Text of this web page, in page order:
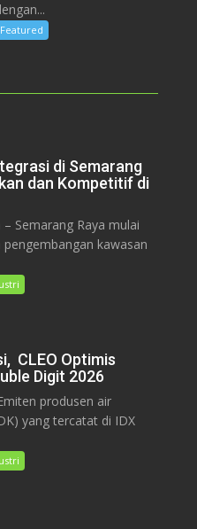
Featured
di Semarang
dan Kompetitif di
Semarang Raya mulai
kawasan
CLEO Optimis
Digit 2026
produsen air
yang tercatat di IDX